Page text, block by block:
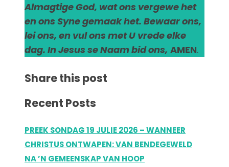
Almagtige God, wat ons vergewe het
en ons Syne gemaak het. Bewaar ons,
lei ons, en vul ons met U vrede elke
dag. In Jesus se Naam bid ons, AMEN.
Share this post
Recent Posts
PREEK SONDAG 19 JULIE 2026 – WANNEER
CHRISTUS ONTWAPEN: VAN BENDEGEWELD
NA ’N GEMEENSKAP VAN HOOP